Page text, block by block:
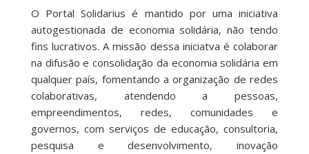
O Portal Solidarius é mantido por uma iniciativa
autogestionada de economia solidária, não tendo
fins lucrativos. A missão dessa iniciatva é colaborar
na difusão e consolidação da economia solidária em
qualquer país, fomentando a organização de redes
colaborativas, atendendo a pessoas,
empreendimentos, redes, comunidades e
governos, com serviços de educação, consultoria,
pesquisa e desenvolvimento, inovação